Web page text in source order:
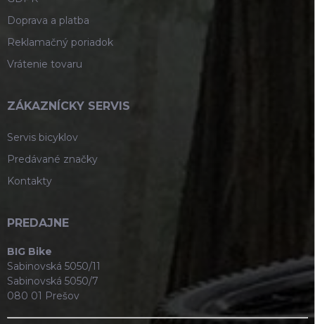
Doprava a platba
Reklamačný poriadok
Vrátenie tovaru
ZÁKAZNÍCKY SERVIS
Servis bicyklov
Predávané značky
Kontakty
PREDAJNE
BIG Bike
Sabinovská 5050/11
Sabinovská 5050/7
080 01 Prešov